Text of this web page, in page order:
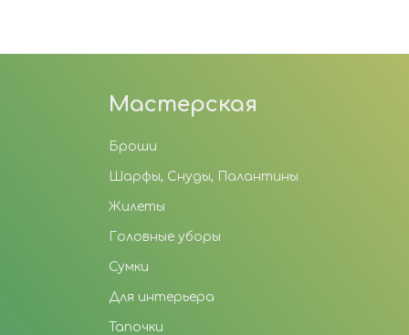
Мастерская
Броши
Шарфы, Снуды, Палантины
Жилеты
Головные уборы
Сумки
Для интерьера
Тапочки